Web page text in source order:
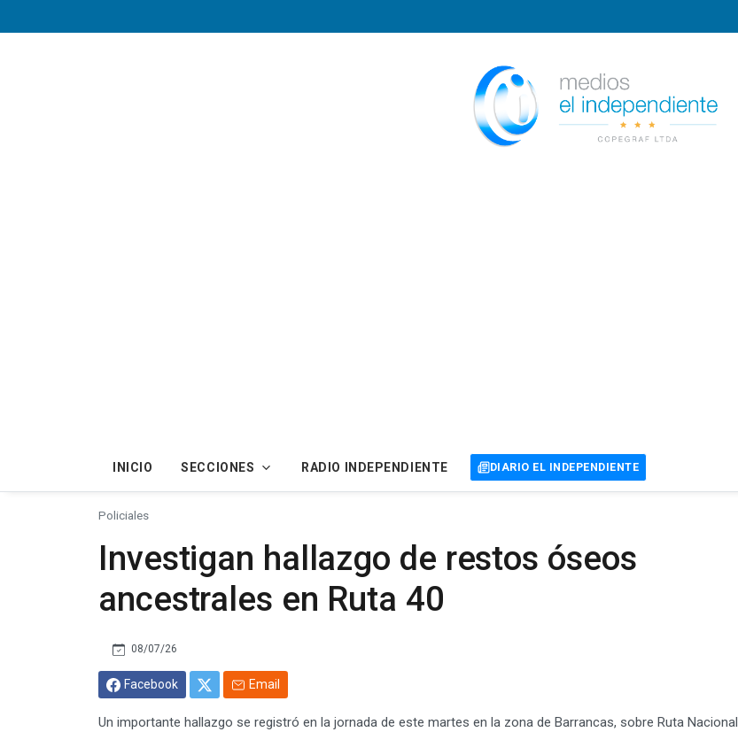
INICIO SECCIONES RADIO INDEPENDIENTE DIARIO EL INDEPENDIENTE
Policiales
Investigan hallazgo de restos óseos
ancestrales en Ruta 40
08/07/26
Facebook Email
Un importante hallazgo se registró en la jornada de este martes en la zona de Barrancas, sobre Ruta Nacional